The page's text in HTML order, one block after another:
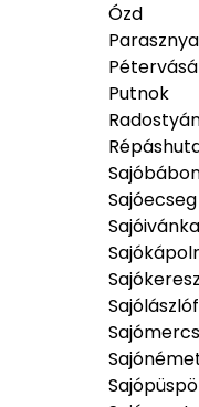
Ózd
Parasznya
Putnok
Sajóecseg
Sajóivánka